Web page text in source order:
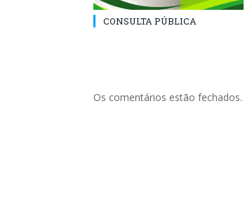
CONSULTA PÚBLICA
Os comentários estão fechados.